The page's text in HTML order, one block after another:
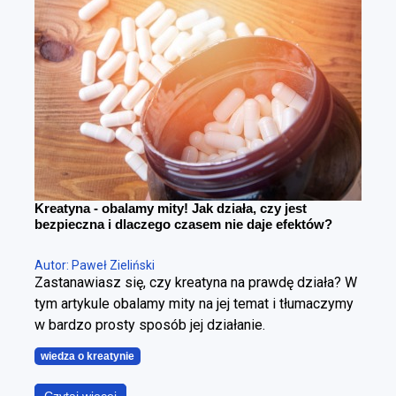
różnica. Można schudnąć i wyglądać gorzej – i
można redukować tkankę tłuszczową, poprawiając
sylwetkę. Cała sztuka polega na tym, żeby zrobić to
w kontrolowany sposób.
Kreatyna - obalamy mity! Jak działa, czy jest
bezpieczna i dlaczego czasem nie daje efektów?
Autor: Paweł Zieliński
Zastanawiasz się, czy kreatyna na prawdę działa? W
tym artykule obalamy mity na jej temat i tłumaczymy
w bardzo prosty sposób jej działanie.
wiedza o kreatynie